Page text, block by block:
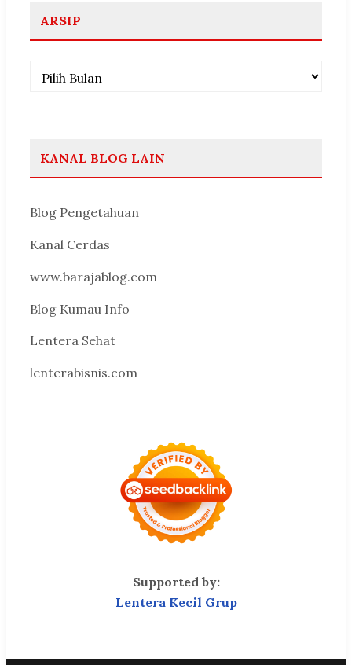
ARSIP
Arsip
KANAL BLOG LAIN
Blog Pengetahuan
Kanal Cerdas
www.barajablog.com
Blog Kumau Info
Lentera Sehat
lenterabisnis.com
Supported by:
Lentera Kecil Grup